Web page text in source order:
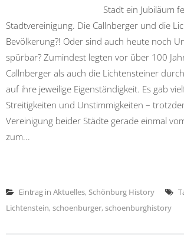
Stadt ein Jubiläum
Stadtvereinigung. Die Callnberger und die
Bevölkerung?! Oder sind auch heute noch
spürbar? Zumindest legten vor über 100
Callnberger als auch die Lichtensteiner
auf ihre jeweilige Eigenständigkeit. Es gab
Streitigkeiten und Unstimmigkeiten –
Vereinigung beider Städte gerade einmal
zum...
Eintrag in Aktuelles, Schönburg History
Lichtenstein, schoenburger, schoenburghistory